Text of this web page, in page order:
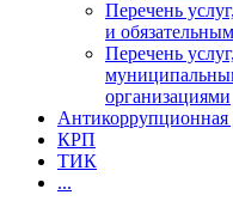
Перечень
и
Перечень
организациями
Антикоррупционная
КРП
ТИК
...